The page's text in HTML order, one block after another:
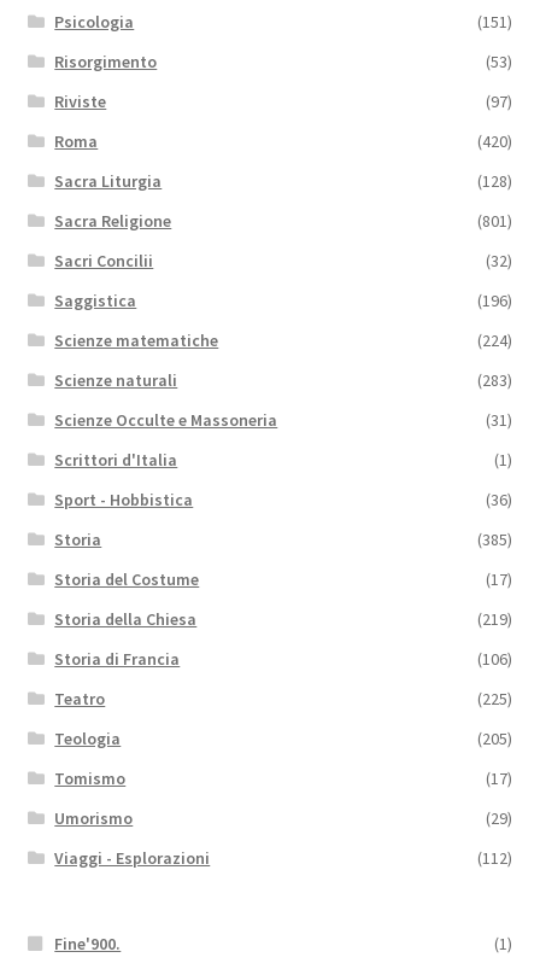
Psicologia
(151)
Risorgimento
(53)
Riviste
(97)
Roma
(420)
Sacra Liturgia
(128)
Sacra Religione
(801)
Sacri Concilii
(32)
Saggistica
(196)
Scienze matematiche
(224)
Scienze naturali
(283)
Scienze Occulte e Massoneria
(31)
Scrittori d'Italia
(1)
Sport - Hobbistica
(36)
Storia
(385)
Storia del Costume
(17)
Storia della Chiesa
(219)
Storia di Francia
(106)
Teatro
(225)
Teologia
(205)
Tomismo
(17)
Umorismo
(29)
Viaggi - Esplorazioni
(112)
Fine'900. (1)